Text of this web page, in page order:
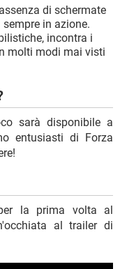
di schermate
in azione.
incontra i
molti modi mai visti
sarà disponibile a
entusiasti di Forza
la prima volta al
al trailer di